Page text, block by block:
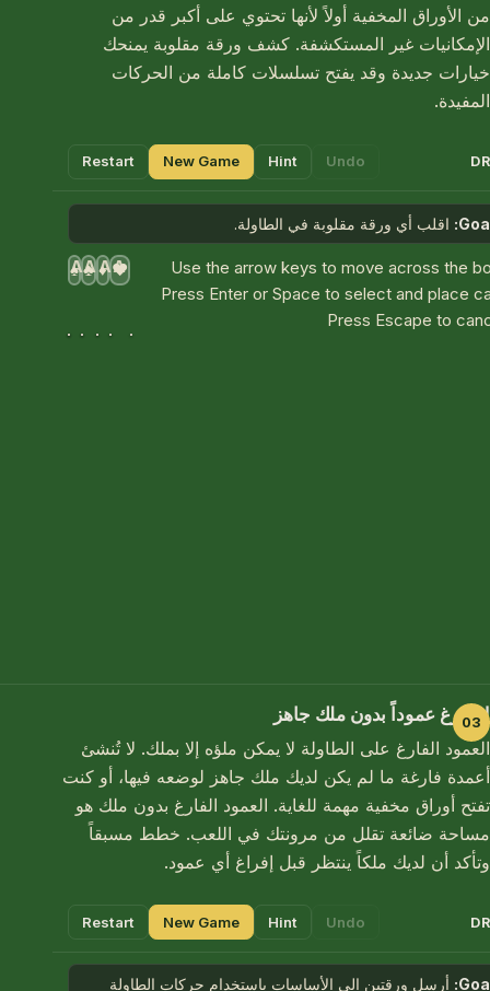
من الأوراق المخفية أولاً لأنها تحتوي على أكبر قدر من
الإمكانيات غير المستكشفة. كشف ورقة مقلوبة يمنحك
خيارات جديدة وقد يفتح تسلسلات كاملة من الحركات
المفيدة.
Undo
Hint
New Game
Restart
اقلب أي ورقة مقلوبة في الطاولة.
Use the arrow keys to move across the
Press Enter or Space to select and place
Press Escape to
A
♥
A
♦
A
♣
A
♠
لا تُفرغ عموداً بدون ملك جاهز
العمود الفارغ على الطاولة لا يمكن ملؤه إلا بملك. لا تُنشئ
أعمدة فارغة ما لم يكن لديك ملك جاهز لوضعه فيها، أو كنت
تفتح أوراق مخفية مهمة للغاية. العمود الفارغ بدون ملك هو
مساحة ضائعة تقلل من مرونتك في اللعب. خطط مسبقاً
وتأكد أن لديك ملكاً ينتظر قبل إفراغ أي عمود.
Undo
Hint
New Game
Restart
أرسل ورقتين إلى الأساسات باستخدام حركات الطاولة